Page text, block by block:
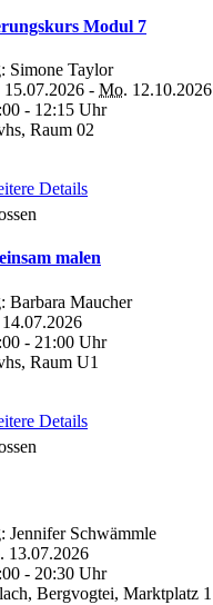
Modul 7
Simone Taylor
15.07.2026 - Mo. 12.10.2026
- 12:15 Uhr
Raum 02
Details
malen
Barbara Maucher
14.07.2026
- 21:00 Uhr
Raum U1
Details
Jennifer Schwämmle
13.07.2026
- 20:30 Uhr
Bergvogtei, Marktplatz 1